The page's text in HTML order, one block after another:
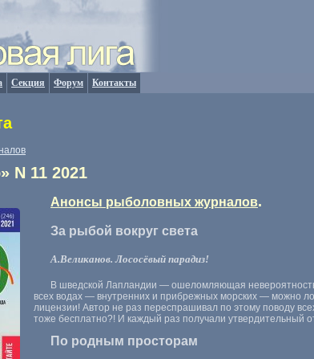
Секция Форум Контакты
N 11 2021
Анонсы рыболовных журналов.
За рыбой вокруг света
А.Великанов. Лососёвый парадиз!
В шведской Лапландии — ошеломляющая
всех водах — внутренних и прибрежных морских — можно
лицензии! Автор не раз переспрашивал по этому поводу
тоже бесплатно?! И каждый раз получали утвердительный
По родным просторам